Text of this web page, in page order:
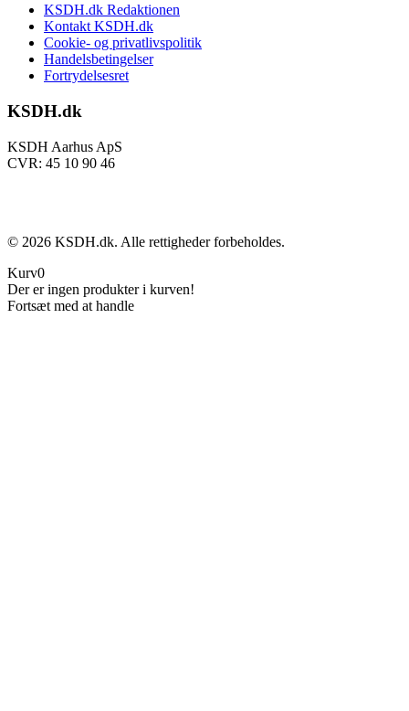
KSDH.dk Redaktionen
Kontakt KSDH.dk
Cookie- og privatlivspolitik
Handelsbetingelser
Fortrydelsesret
KSDH.dk
KSDH Aarhus ApS
CVR: 45 10 90 46
© 2026 KSDH.dk. Alle rettigheder forbeholdes.
Kurv0
Der er ingen produkter i kurven!
Fortsæt med at handle